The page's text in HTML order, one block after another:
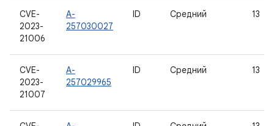
CVE-
2023-
21006
A-
257030027
ID Средний 13
CVE-
2023-
21007
A-
257029965
ID Средний 13